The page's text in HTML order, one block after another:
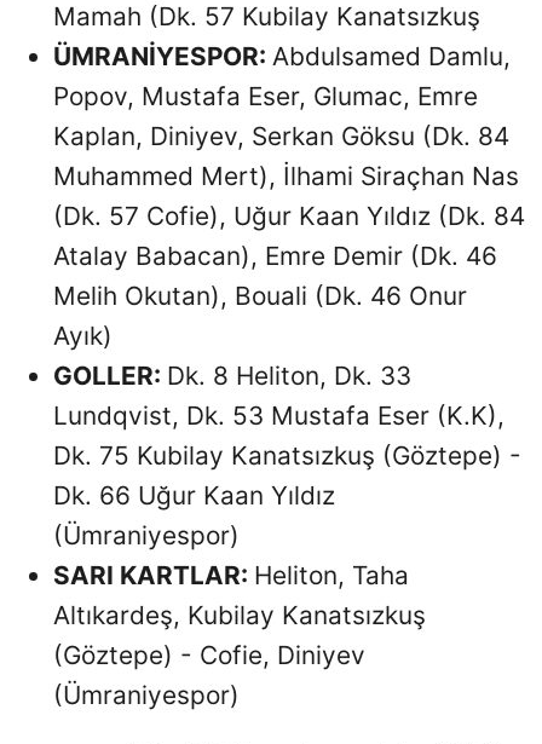
Mamah (Dk. 57 Kubilay Kanatsızkuş
ÜMRANİYESPOR: Abdulsamed Damlu,
Popov, Mustafa Eser, Glumac, Emre
Kaplan, Diniyev, Serkan Göksu (Dk. 84
Muhammed Mert), İlhami Siraçhan Nas
(Dk. 57 Cofie), Uğur Kaan Yıldız (Dk. 84
Atalay Babacan), Emre Demir (Dk. 46
Melih Okutan), Bouali (Dk. 46 Onur
Ayık)
GOLLER: Dk. 8 Heliton, Dk. 33
Lundqvist, Dk. 53 Mustafa Eser (K.K),
Dk. 75 Kubilay Kanatsızkuş (Göztepe) -
Dk. 66 Uğur Kaan Yıldız
(Ümraniyespor)
SARI KARTLAR: Heliton, Taha
Altıkardeş, Kubilay Kanatsızkuş
(Göztepe) - Cofie, Diniyev
(Ümraniyespor)